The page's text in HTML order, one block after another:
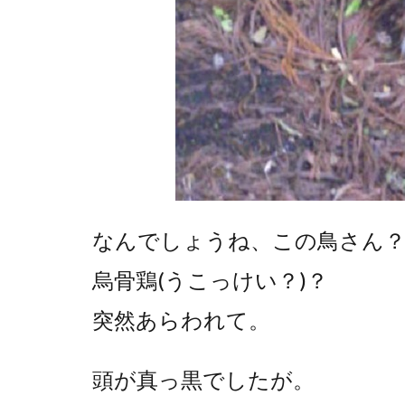
なんでしょうね、この鳥さん？
烏骨鶏(うこっけい？)？
突然あらわれて。
頭が真っ黒でしたが。